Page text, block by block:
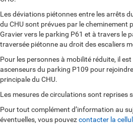
Les déviations piétonnes entre les arrêts
du CHU sont prévues par le cheminement
Gravier vers le parking P61 et à travers le
traversée piétonne au droit des escaliers
Pour les personnes à mobilité réduite, il
ascenseurs du parking P109 pour
principale du CHU.
Les mesures de circulations sont reprises
Pour tout complément d’information au
éventuelles, vous pouvezcontacter la